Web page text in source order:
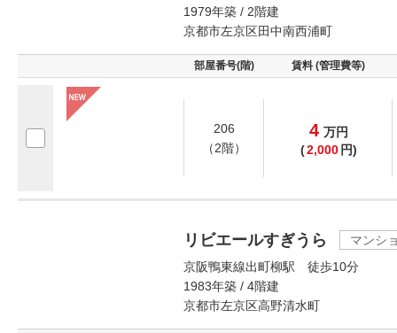
1979年築 / 2階建
京都市左京区田中南西浦町
部屋番号(階) 賃料 (管理費等)
206
（2階）
4 万円
(2,000 円)
リビエールすぎうら
マンシ
京阪鴨東線出町柳駅 徒歩10分
1983年築 / 4階建
京都市左京区高野清水町